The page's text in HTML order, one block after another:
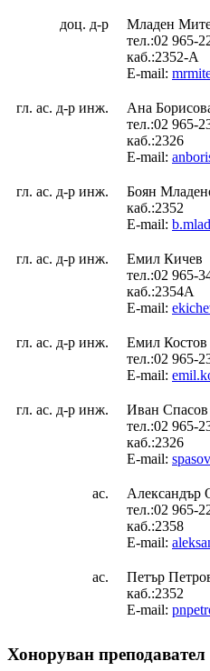
доц. д-р
Младен
тел.:02 965-
каб.:2352-А
E-mail:
гл. ас. д-р инж.
Ана
тел.:02 965-
каб.:2326
E-mail:
гл. ас. д-р инж.
Боян
каб.:2352
E-mail:
гл. ас. д-р инж.
Емил Кичев
тел.:02 965-
каб.:2354A
E-mail:
гл. ас. д-р инж.
Емил Костов
тел.:02 965-
E-mail:
гл. ас. д-р инж.
Иван Спасов
тел.:02 965-
каб.:2326
E-mail:
ас.
Александър
тел.:02 965-
каб.:2358
E-mail:
ас.
Петър
каб.:2352
E-mail:
Хоноруван преподавател